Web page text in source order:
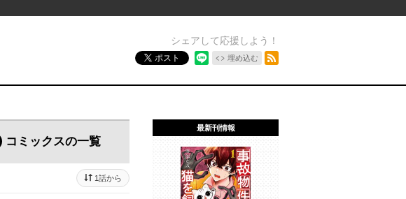
シェアして応援しよう！
ポスト 埋め込む
コミックスの一覧
1話から
最新刊情報